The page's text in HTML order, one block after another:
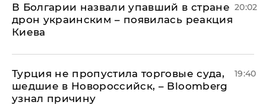
В Болгарии назвали упавший в стране
дрон украинским – появилась реакция
Киева
20:02
Турция не пропустила торговые суда,
шедшие в Новороссийск, – Bloomberg
узнал причину
19:40